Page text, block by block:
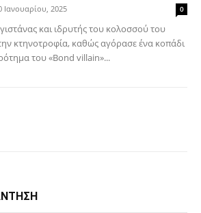
Ιανουαρίου, 2025 0
και ιδρυτής του κολοσσού του
κτηνοτροφία, καθώς αγόρασε ένα κοπάδι
του «Bond villain»...